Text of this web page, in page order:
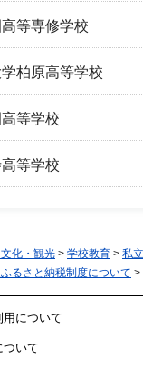
等専修学校
柏原高等学校
等学校
等学校
化・観光 > 学校教育 > 私
るさと納税制度について >
用について
ついて